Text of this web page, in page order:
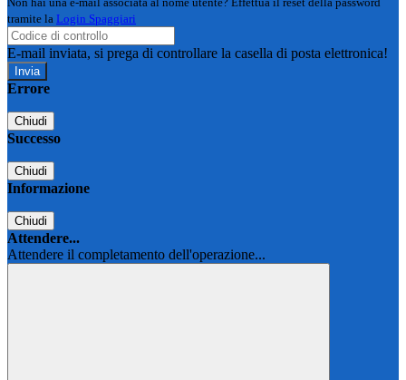
tramite la Login Spaggiari
E-mail inviata, si prega di controllare la casella di posta elettronica!
Errore
Chiudi
Successo
Chiudi
Informazione
Chiudi
Attendere...
Attendere il completamento dell'operazione...